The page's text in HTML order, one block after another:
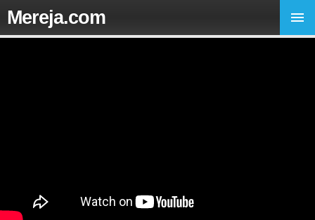
Mereja.com